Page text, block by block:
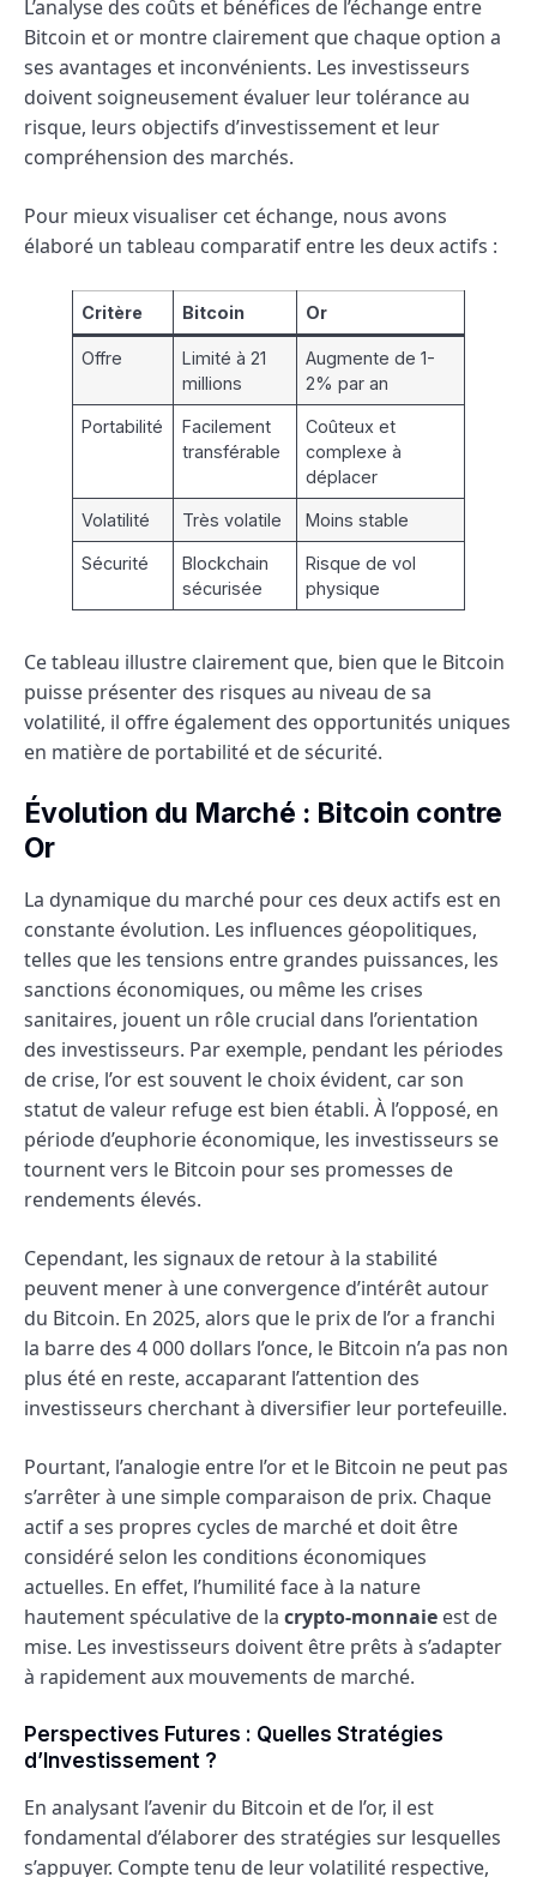
L’analyse des coûts et bénéfices de l’échange entre
Bitcoin et or montre clairement que chaque option a
ses avantages et inconvénients. Les investisseurs
doivent soigneusement évaluer leur tolérance au
risque, leurs objectifs d’investissement et leur
compréhension des marchés.
Pour mieux visualiser cet échange, nous avons
élaboré un tableau comparatif entre les deux actifs :
Critère Bitcoin Or
Offre
Limité à 21
millions
Augmente de 1-
2% par an
Portabilité
Facilement
transférable
Coûteux et
complexe à
déplacer
Volatilité Très volatile Moins stable
Sécurité
Blockchain
sécurisée
Risque de vol
physique
Ce tableau illustre clairement que, bien que le Bitcoin
puisse présenter des risques au niveau de sa
volatilité, il offre également des opportunités uniques
en matière de portabilité et de sécurité.
Évolution du Marché : Bitcoin contre
Or
La dynamique du marché pour ces deux actifs est en
constante évolution. Les influences géopolitiques,
telles que les tensions entre grandes puissances, les
sanctions économiques, ou même les crises
sanitaires, jouent un rôle crucial dans l’orientation
des investisseurs. Par exemple, pendant les périodes
de crise, l’or est souvent le choix évident, car son
statut de valeur refuge est bien établi. À l’opposé, en
période d’euphorie économique, les investisseurs se
tournent vers le Bitcoin pour ses promesses de
rendements élevés.
Cependant, les signaux de retour à la stabilité
peuvent mener à une convergence d’intérêt autour
du Bitcoin. En 2025, alors que le prix de l’or a franchi
la barre des 4 000 dollars l’once, le Bitcoin n’a pas non
plus été en reste, accaparant l’attention des
investisseurs cherchant à diversifier leur portefeuille.
Pourtant, l’analogie entre l’or et le Bitcoin ne peut pas
s’arrêter à une simple comparaison de prix. Chaque
actif a ses propres cycles de marché et doit être
considéré selon les conditions économiques
actuelles. En effet, l’humilité face à la nature
hautement spéculative de la crypto-monnaie est de
mise. Les investisseurs doivent être prêts à s’adapter
à rapidement aux mouvements de marché.
Perspectives Futures : Quelles Stratégies
d’Investissement ?
En analysant l’avenir du Bitcoin et de l’or, il est
fondamental d’élaborer des stratégies sur lesquelles
s’appuyer. Compte tenu de leur volatilité respective,